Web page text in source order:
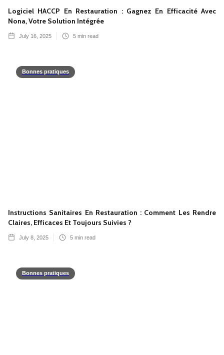
Logiciel HACCP En Restauration : Gagnez En Efficacité Avec
Nona, Votre Solution Intégrée
July 16, 2025 5 min read
Bonnes pratiques
Instructions Sanitaires En Restauration : Comment Les Rendre
Claires, Efficaces Et Toujours Suivies ?
July 8, 2025 5 min read
Bonnes pratiques